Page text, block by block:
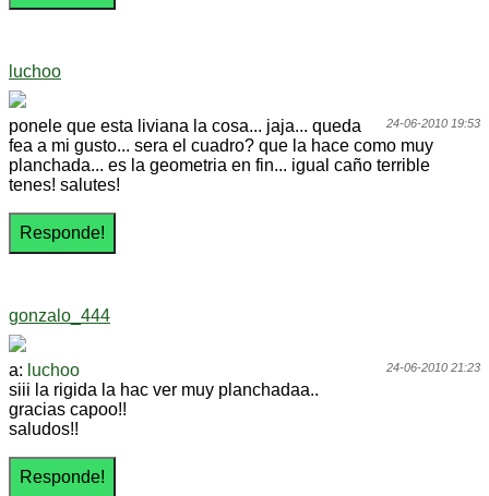
luchoo
24-06-2010 19:53
ponele que esta liviana la cosa... jaja... queda
fea a mi gusto... sera el cuadro? que la hace como muy
planchada... es la geometria en fin... igual caño terrible
tenes! salutes!
gonzalo_444
24-06-2010 21:23
a: luchoo
siii la rigida la hac ver muy planchadaa..
gracias capoo!!
saludos!!